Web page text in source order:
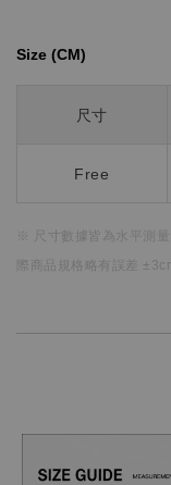
Size (CM)⁡⁡
尺寸
Free
※ 尺寸數據皆為水平測量
際商品規格略有誤差